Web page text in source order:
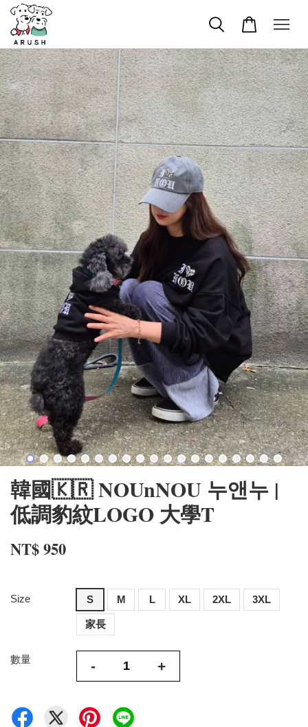
韓國🇰🇷 NOUnNOU 누앤누 |
低調豹紋LOGO 大學T
NT$ 950
Size S M L XL 2XL 3XL
家長
數量 - +